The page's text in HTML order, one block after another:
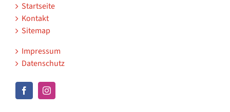
Startseite
Kontakt
Sitemap
Impressum
Datenschutz